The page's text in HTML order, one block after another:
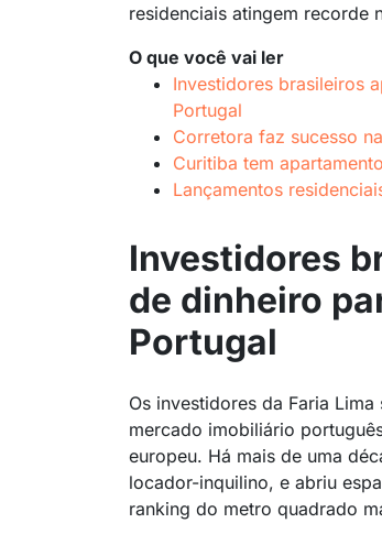
residenciais atingem recorde
O que você vai ler
Investidores brasileiros
Portugal
Corretora faz sucesso
Curitiba tem
Lançamentos
Investidores
de dinheiro
Portugal
Os investidores da Faria
mercado imobiliário
europeu. Há mais de uma
locador-inquilino, e abriu
ranking do metro quadrado